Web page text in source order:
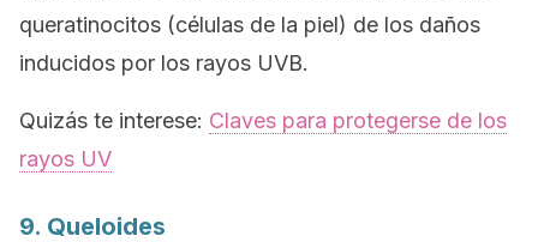
queratinocitos (células de la piel) de los daños
inducidos por los rayos UVB.
Quizás te interese: Claves para protegerse de los
rayos UV
9. Queloides